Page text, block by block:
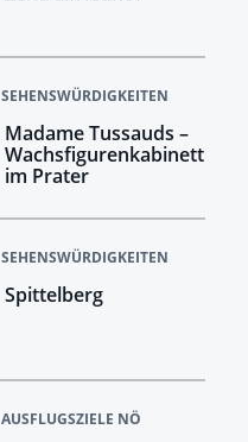
SEHENSWÜRDIGKEITEN
Madame Tussauds –
Wachsfigurenkabinett
im Prater
SEHENSWÜRDIGKEITEN
Spittelberg
AUSFLUGSZIELE NÖ